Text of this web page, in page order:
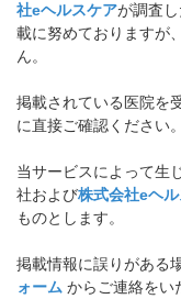
社eヘルスケアが調査
載に努めておりますが
ん。
掲載されている医院を
に直接ご確認ください。
当サービスによって生
社および株式会社eヘ
ものとします。
掲載情報に誤りがある
ォーム からご連絡をい